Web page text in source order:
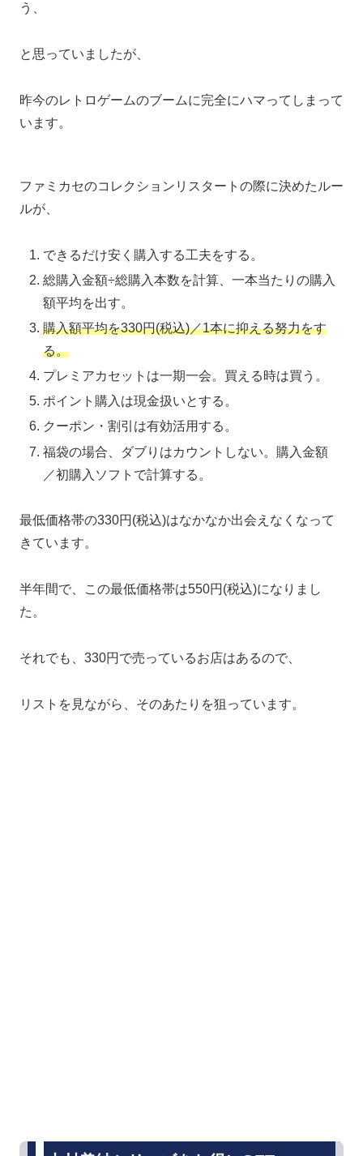
う、
と思っていましたが、
昨今のレトロゲームのブームに完全にハマってしまって
います。
ファミカセのコレクションリスタートの際に決めたルー
ルが、
できるだけ安く購入する工夫をする。
総購入金額÷総購入本数を計算、一本当たりの購入
額平均を出す。
購入額平均を330円(税込)／1本に抑える努力をす
る。
プレミアカセットは一期一会。買える時は買う。
ポイント購入は現金扱いとする。
クーポン・割引は有効活用する。
福袋の場合、ダブりはカウントしない。購入金額
／初購入ソフトで計算する。
最低価格帯の330円(税込)はなかなか出会えなくなって
きています。
半年間で、この最低価格帯は550円(税込)になりまし
た。
それでも、330円で売っているお店はあるので、
リストを見ながら、そのあたりを狙っています。